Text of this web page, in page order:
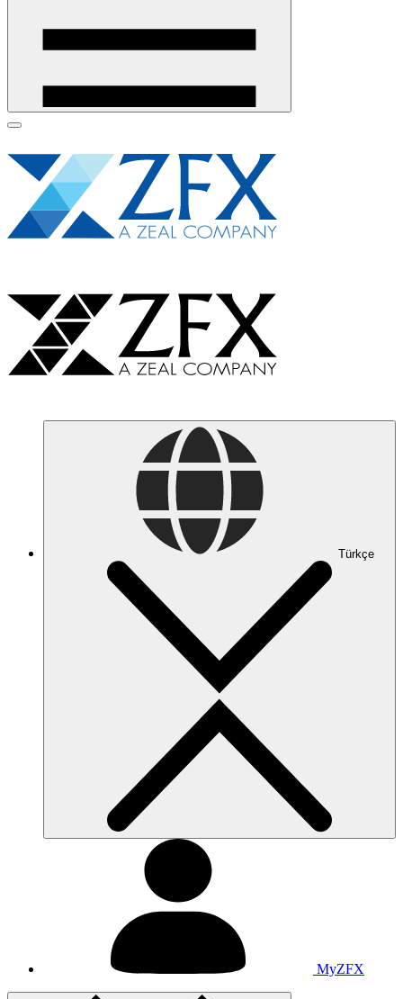
Türkçe
MyZFX